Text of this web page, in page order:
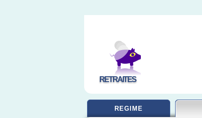
RETRAITES
REGIME